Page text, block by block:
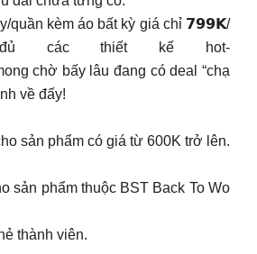
quần kèm áo bất kỳ giá chỉ 𝟳𝟵𝟵𝗞/
các thiết kế hot-
chờ bấy lâu đang có deal “chạ
về đấy!
sản phẩm có giá từ 600K trở lên.
sản phẩm thuộc BST Back To Wo
thành viên.